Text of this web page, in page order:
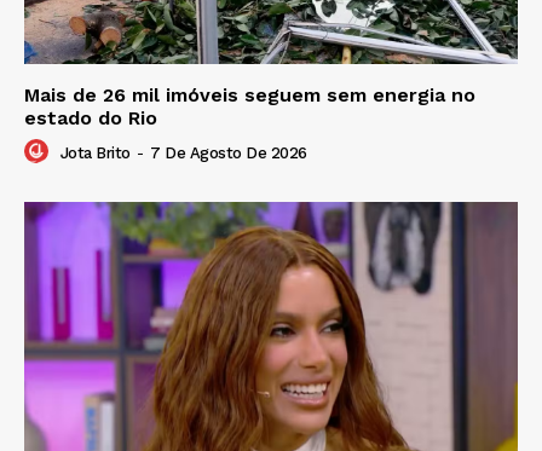
Mais de 26 mil imóveis seguem sem energia no
estado do Rio
Jota Brito - 7 De Agosto De 2026